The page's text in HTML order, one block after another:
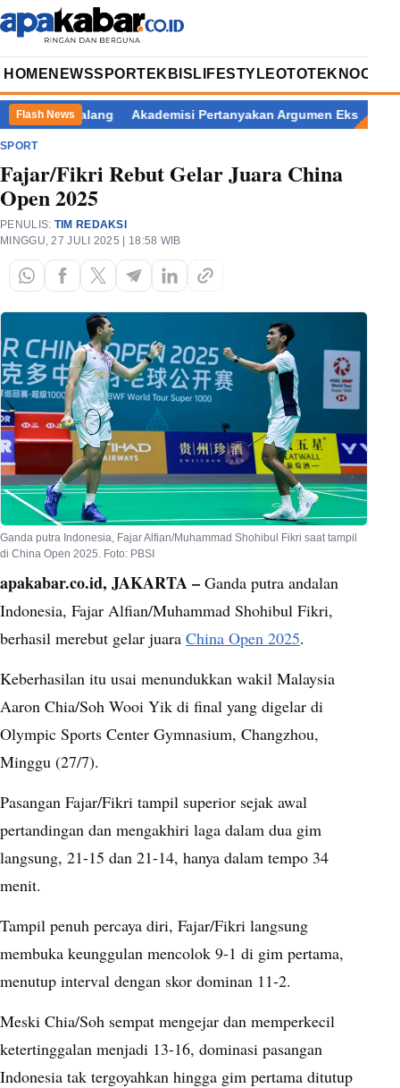
HOME NEWSSPORT EKBIS LIFESTYLEOTOTEKNOOPINI
Flash News
Pemalang Akademisi Pertanyakan Argumen Eks
SPORT
Fajar/Fikri Rebut Gelar Juara China
Open 2025
PENULIS: TIM REDAKSI
MINGGU, 27 JULI 2025 | 18:58 WIB
Ganda putra Indonesia, Fajar Alfian/Muhammad Shohibul Fikri saat tampil
di China Open 2025. Foto: PBSI
apakabar.co.id, JAKARTA – Ganda putra andalan
Indonesia, Fajar Alfian/Muhammad Shohibul Fikri,
berhasil merebut gelar juara China Open 2025.
Keberhasilan itu usai menundukkan wakil Malaysia
Aaron Chia/Soh Wooi Yik di final yang digelar di
Olympic Sports Center Gymnasium, Changzhou,
Minggu (27/7).
Pasangan Fajar/Fikri tampil superior sejak awal
pertandingan dan mengakhiri laga dalam dua gim
langsung, 21-15 dan 21-14, hanya dalam tempo 34
menit.
Tampil penuh percaya diri, Fajar/Fikri langsung
membuka keunggulan mencolok 9-1 di gim pertama,
menutup interval dengan skor dominan 11-2.
Meski Chia/Soh sempat mengejar dan memperkecil
ketertinggalan menjadi 13-16, dominasi pasangan
Indonesia tak tergoyahkan hingga gim pertama ditutup